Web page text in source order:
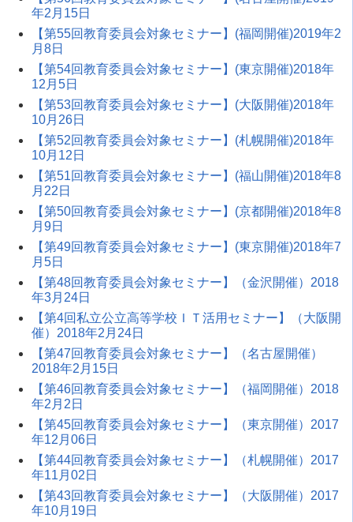
年2月15日
【第55回教育委員会対象セミナー】(福岡開催)2019年2
月8日
【第54回教育委員会対象セミナー】(東京開催)2018年
12月5日
【第53回教育委員会対象セミナー】(大阪開催)2018年
10月26日
【第52回教育委員会対象セミナー】(札幌開催)2018年
10月12日
【第51回教育委員会対象セミナー】(福山開催)2018年8
月22日
【第50回教育委員会対象セミナー】(京都開催)2018年8
月9日
【第49回教育委員会対象セミナー】(東京開催)2018年7
月5日
【第48回教育委員会対象セミナー】（金沢開催）2018
年3月24日
【第4回私立公立高等学校ＩＴ活用セミナー】（大阪開
催）2018年2月24日
【第47回教育委員会対象セミナー】（名古屋開催）
2018年2月15日
【第46回教育委員会対象セミナー】（福岡開催）2018
年2月2日
【第45回教育委員会対象セミナー】（東京開催）2017
年12月06日
【第44回教育委員会対象セミナー】（札幌開催）2017
年11月02日
【第43回教育委員会対象セミナー】（大阪開催）2017
年10月19日